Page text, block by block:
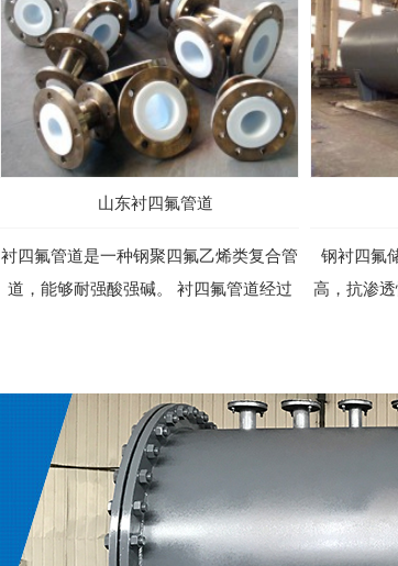
山东衬四氟管道
衬四氟管道是一种钢聚四氟乙烯类复合管
道，能够耐强酸强碱。 衬四氟管道经过
钢衬四氟
高，抗渗